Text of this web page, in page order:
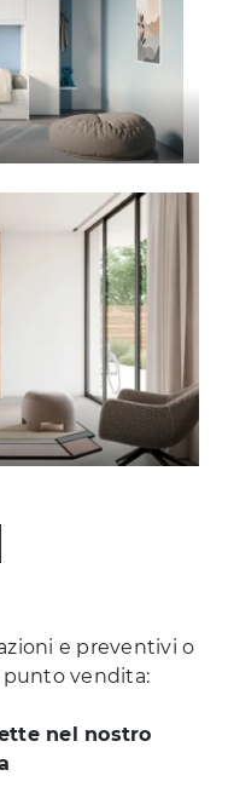
e preventivi o
punto vendita:
nel nostro